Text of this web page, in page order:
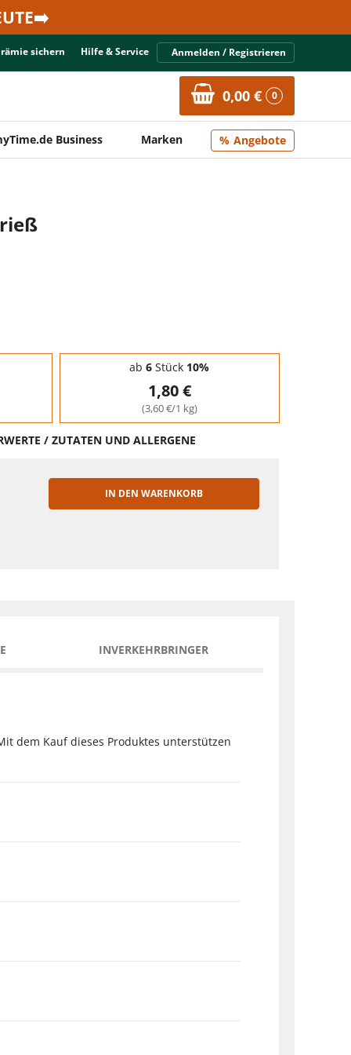
sichern Hilfe & Service Anmelden / Registrieren
0,00 € 0
Business Marken Angebote
ab 6 Stück 10%
1,80 €
(3,60 €/1 kg)
/ ZUTATEN UND ALLERGENE
IN DEN WARENKORB
INVERKEHRBRINGER
dem Kauf dieses Produktes unterstützen